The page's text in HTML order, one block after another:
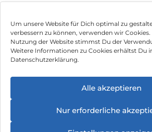
Um unsere Website für Dich optimal zu
verbessern zu können, verwenden wir
Nutzung der Website stimmst Du der
Weitere Informationen zu Cookies erhältst Du
Datenschutzerklärung.
Alle akzeptieren
Nur erforderliche
Impressum
Hinweis zur Batterieentsorgung